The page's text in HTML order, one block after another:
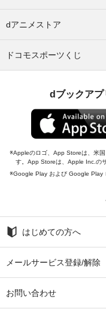
dアニメストア
ドコモスポーツくじ
dブックアプ
Appleのロゴ、App Storeは、米
す。App Storeは、Apple Inc.の
Google Play および Google Play
はじめての方へ
メールサービス登録/解除
お問い合わせ